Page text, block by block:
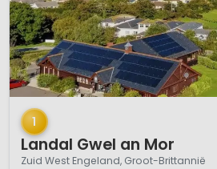
1 / 12
1
Landal Gwel an Mor
Zuid West Engeland, Groot-Brittannië